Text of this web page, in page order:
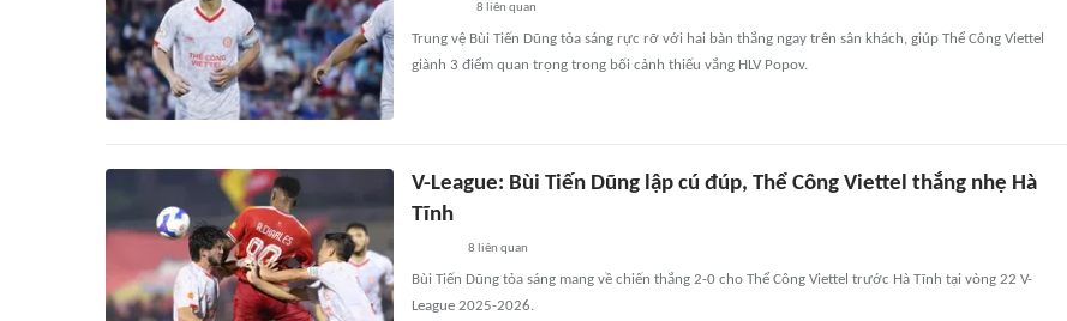
8 liên quan
Trung vệ Bùi Tiến Dũng tỏa sáng rực rỡ với hai bàn thắng ngay trên sân khách, giúp Thể Công Viettel
giành 3 điểm quan trọng trong bối cảnh thiếu vắng HLV Popov.
V-League: Bùi Tiến Dũng lập cú đúp, Thể Công Viettel thắng nhẹ Hà
Tĩnh
8 liên quan
Bùi Tiến Dũng tỏa sáng mang về chiến thắng 2-0 cho Thể Công Viettel trước Hà Tĩnh tại vòng 22 V-
League 2025-2026.